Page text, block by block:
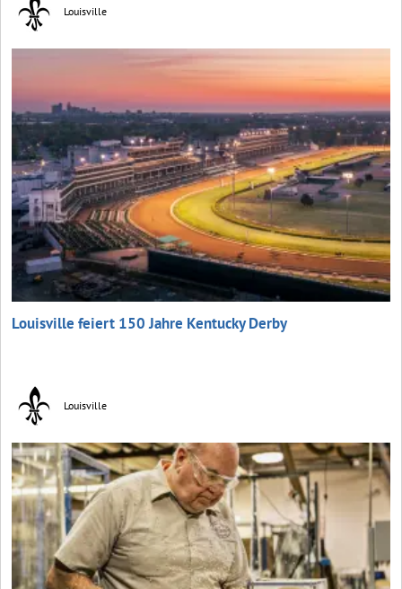
Louisville
Louisville feiert 150 Jahre Kentucky Derby
Louisville